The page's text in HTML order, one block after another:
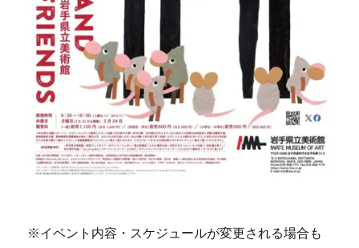
※イベント内容・スケジュールが変更される場合も